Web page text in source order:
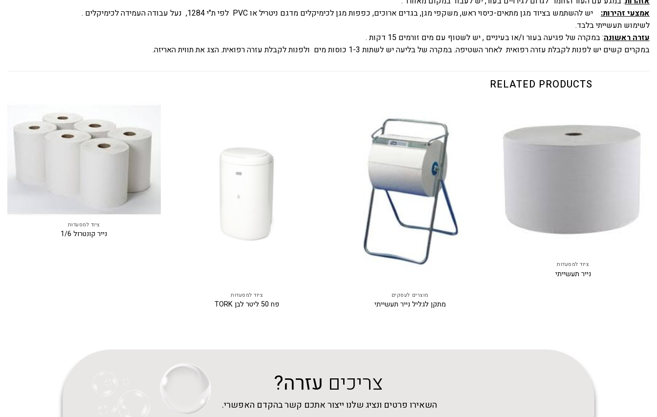
אמצעי זהירות: יש להשתמש בציוד מגן מתאים-כיסוי ראש, משקפי מגן, בגדים ארוכים, כפפות מגן לכימיקלים מדגם ניטריל או PVC לפי ת"י 1284, נעל עבודה העמידה לכימיקלים .
לשימוש תעשייתי בלבד.
עזרה ראשונה: במקרה של פגיעה בעור ו/או בעיניים , יש לשטוף עם מים זורמים 15 דקות .
במקרים קשים יש לפנות לקבלת עזרה רפואית לאחר השטיפה. במקרה של בליעה יש לשתות 1-3 כוסות מים ולפנות לקבלת עזרה רפואית. הצג את תווית האריזה.
RELATED PRODUCTS
ציוד למסעדות
נייר תעשייתי
מוצרים לעסקים
מתקן לגליל נייר תעשייתי
ציוד למסעדות
פח 50 ליטר לבן TORK
ציוד למסעדות
נייר קונטרול 1/6
צריכים עזרה?
השאירו פרטים ונציג שלנו ייצור אתכם קשר בהקדם האפשרי.